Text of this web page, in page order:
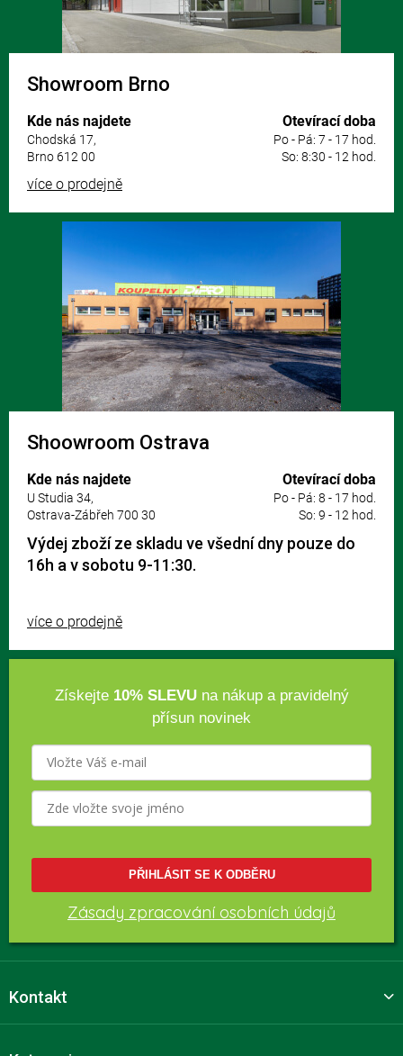
Showroom Brno
Kde nás najdete
Chodská 17,
Brno 612 00
Otevírací doba
Po - Pá: 7 - 17 hod.
So: 8:30 - 12 hod.
více o prodejně
Shoowroom Ostrava
Kde nás najdete
U Studia 34,
Ostrava-Zábřeh 700 30
Otevírací doba
Po - Pá: 8 - 17 hod.
So: 9 - 12 hod.
Výdej zboží ze skladu ve všední dny pouze do
16h a v sobotu 9-11:30.
více o prodejně
Získejte 10% SLEVUna nákup a pravidelný
přísun novinek
PŘIHLÁSIT SE K ODBĚRU
Zásady zpracování osobních údajů
Kontakt